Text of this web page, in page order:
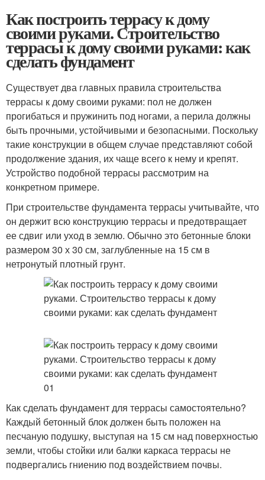
Как построить террасу к дому
своими руками. Строительство
террасы к дому своими руками: как
сделать фундамент
Существует два главных правила строительства
террасы к дому своими руками: пол не должен
прогибаться и пружинить под ногами, а перила должны
быть прочными, устойчивыми и безопасными. Поскольку
такие конструкции в общем случае представляют собой
продолжение здания, их чаще всего к нему и крепят.
Устройство подобной террасы рассмотрим на
конкретном примере.
При строительстве фундамента террасы учитывайте, что
он держит всю конструкцию террасы и предотвращает
ее сдвиг или уход в землю. Обычно это бетонные блоки
размером 30 х 30 см, заглубленные на 15 см в
нетронутый плотный грунт.
Как сделать фундамент для террасы самостоятельно?
Каждый бетонный блок должен быть положен на
песчаную подушку, выступая на 15 см над поверхностью
земли, чтобы стойки или балки каркаса террасы не
подвергались гниению под воздействием почвы.